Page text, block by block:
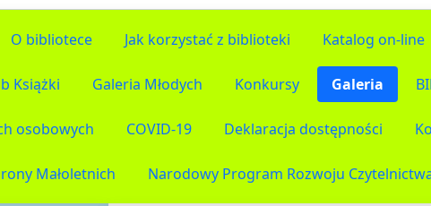
O bibliotece Jak korzystać z biblioteki Katalog on-line
Książki Galeria Młodych Konkursy Galeria
osobowych COVID-19 Deklaracja dostępności
Małoletnich Narodowy Program Rozwoju